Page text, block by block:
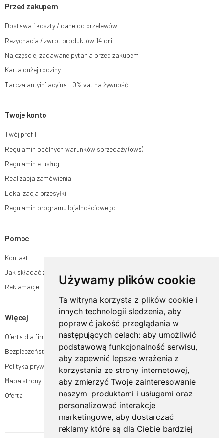
Używamy plików cookie
Ta witryna korzysta z plików cookie i
innych technologii śledzenia, aby
poprawić jakość przeglądania w
następujących celach: aby umożliwić
podstawową funkcjonalność serwisu,
aby zapewnić lepsze wrażenia z
korzystania ze strony internetowej,
aby zmierzyć Twoje zainteresowanie
naszymi produktami i usługami oraz
personalizować interakcje
marketingowe, aby dostarczać
reklamy które są dla Ciebie bardziej
momencie bez wpływu na zgodność z prawem przetwarzania, którego
dokonano na podstawie zgody przed jej cofnięciem. W tym celu możesz
e-mail lub pisemnie na adres siedziby.
Więcej informacji:www.mouton.pl/ODO
Przed zakupem
Dostawa i koszty / dane do przelewów
Rezygnacja / zwrot produktów 14 dni
Najczęściej zadawane pytania przed zakupem
Karta dużej rodziny
Tarcza antyinflacyjna - 0% vat na żywność
Twoje konto
Twój profil
Regulamin ogólnych warunków sprzedaży (ows)
Regulamin e-usług
Realizacja zamówienia
Lokalizacja przesyłki
Regulamin programu lojalnościowego
Pomoc
Kontakt
Jak składać zamówienia w sklepie ogrodyhildegardy.pl?
Reklamacje
Więcej
Oferta dla firm
Bezpieczeństwo płatności
Polityka prywatności
Mapa strony
Oferta